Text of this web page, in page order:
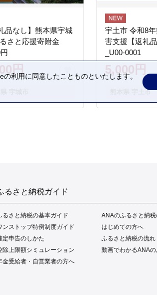
品なし】熊本県宇城
さと応援寄附金
円
宇土市 令和8
害支援【返礼品
_U00-0001
5,000円
熊本県 宇土市
るさと納税ガイド
るさと納税の基本ガイド
ANAのふるさと納
ンストップ特例制度ガイド
はじめての方へ
定申告のしかた
ふるさと納税の流れ
除上限額シミュレーション
動画でわかるANA
金受給者・自営業者の方へ
利用に同意したことものといたします。